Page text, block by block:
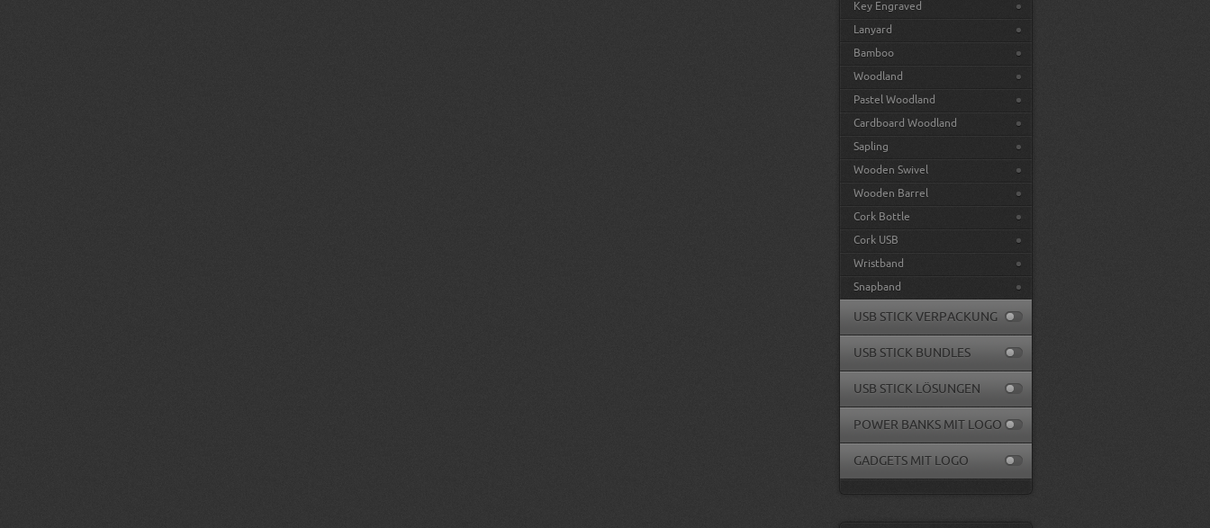
Key Engraved
Lanyard
Bamboo
Woodland
Pastel Woodland
Cardboard Woodland
Sapling
Wooden Swivel
Wooden Barrel
Cork Bottle
Cork USB
Wristband
Snapband
USB STICK VERPACKUNG
USB STICK BUNDLES
USB STICK LÖSUNGEN
POWER BANKS MIT LOGO
GADGETS MIT LOGO